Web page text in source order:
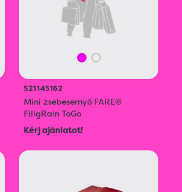
S21145162
Mini zsebesernyő FARE®
FiligRain ToGo
Kérj ajánlatot!